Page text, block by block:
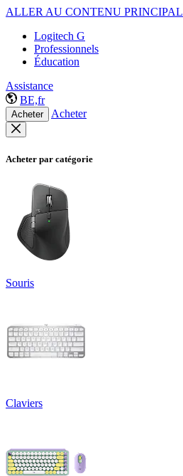
ALLER AU CONTENU PRINCIPAL
Logitech G
Professionnels
Éducation
Assistance
BE,fr
Acheter Acheter
Acheter par catégorie
Souris
Claviers